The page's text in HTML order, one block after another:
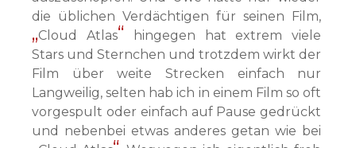
die üblichen Verdächtigen für seinen Film,
Cloud Atlas
hingegen hat extrem viele
Stars und Sternchen und trotzdem wirkt der
Film über weite Strecken einfach nur
Langweilig, selten hab ich in einem Film so oft
vorgespult oder einfach auf Pause gedrückt
und nebenbei etwas anderes getan wie bei